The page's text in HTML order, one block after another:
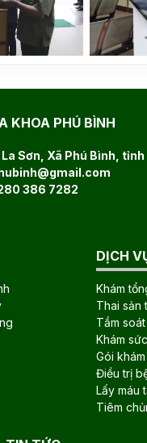
KHOA PHÚ BÌNH
Sơn, Xã Phú Bình,
386 7282
DỊCH
Khám
Thai sản
Tầm
Khám
Gói
Điều trị
Lấy máu
Tiêm